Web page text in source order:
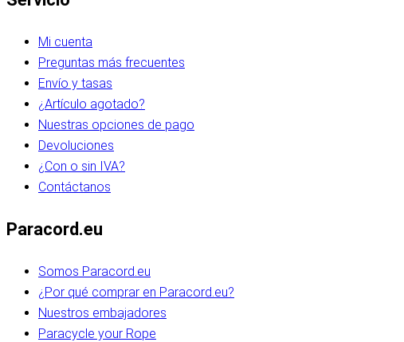
Mi cuenta
Preguntas más frecuentes
Envío y tasas
¿Artículo agotado?
Nuestras opciones de pago
Devoluciones
¿Con o sin IVA?
Contáctanos
Paracord.eu
Somos Paracord.eu
¿Por qué comprar en Paracord.eu?
Nuestros embajadores
Paracycle your Rope